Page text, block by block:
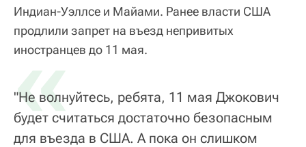
Индиан-Уэллсе и Майами. Ранее власти США
продлили запрет на въезд непривитых
иностранцев до 11 мая.
«
"Не волнуйтесь, ребята, 11 мая Джокович
будет считаться достаточно безопасным
для въезда в США. А пока он слишком